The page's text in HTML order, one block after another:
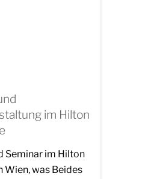
im Hilton
Seminar im Hilton
Wien, was Beides